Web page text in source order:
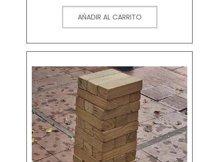
AÑADIR AL CARRITO